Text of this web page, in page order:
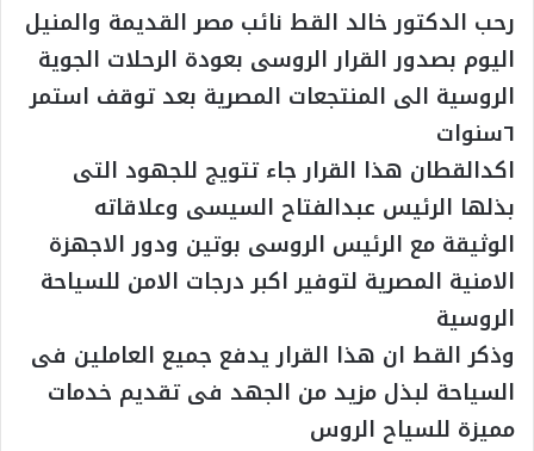
رحب الدكتور خالد القط نائب مصر القديمة والمنيل
اليوم بصدور القرار الروسى بعودة الرحلات الجوية
الروسية الى المنتجعات المصرية بعد توقف استمر
٦سنوات
اكدالقطان هذا القرار جاء تتويج للجهود التى
بذلها الرئيس عبدالفتاح السيسى وعلاقاته
الوثيقة مع الرئيس الروسى بوتين ودور الاجهزة
الامنية المصرية لتوفير اكبر درجات الامن للسياحة
الروسية
وذكر القط ان هذا القرار يدفع جميع العاملين فى
السياحة لبذل مزيد من الجهد فى تقديم خدمات
مميزة للسياح الروس